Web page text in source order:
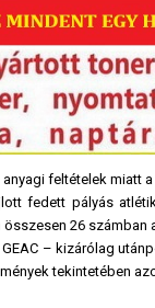
feltételek miatt
fedett pályás
26
– kizárólag
tekintetében